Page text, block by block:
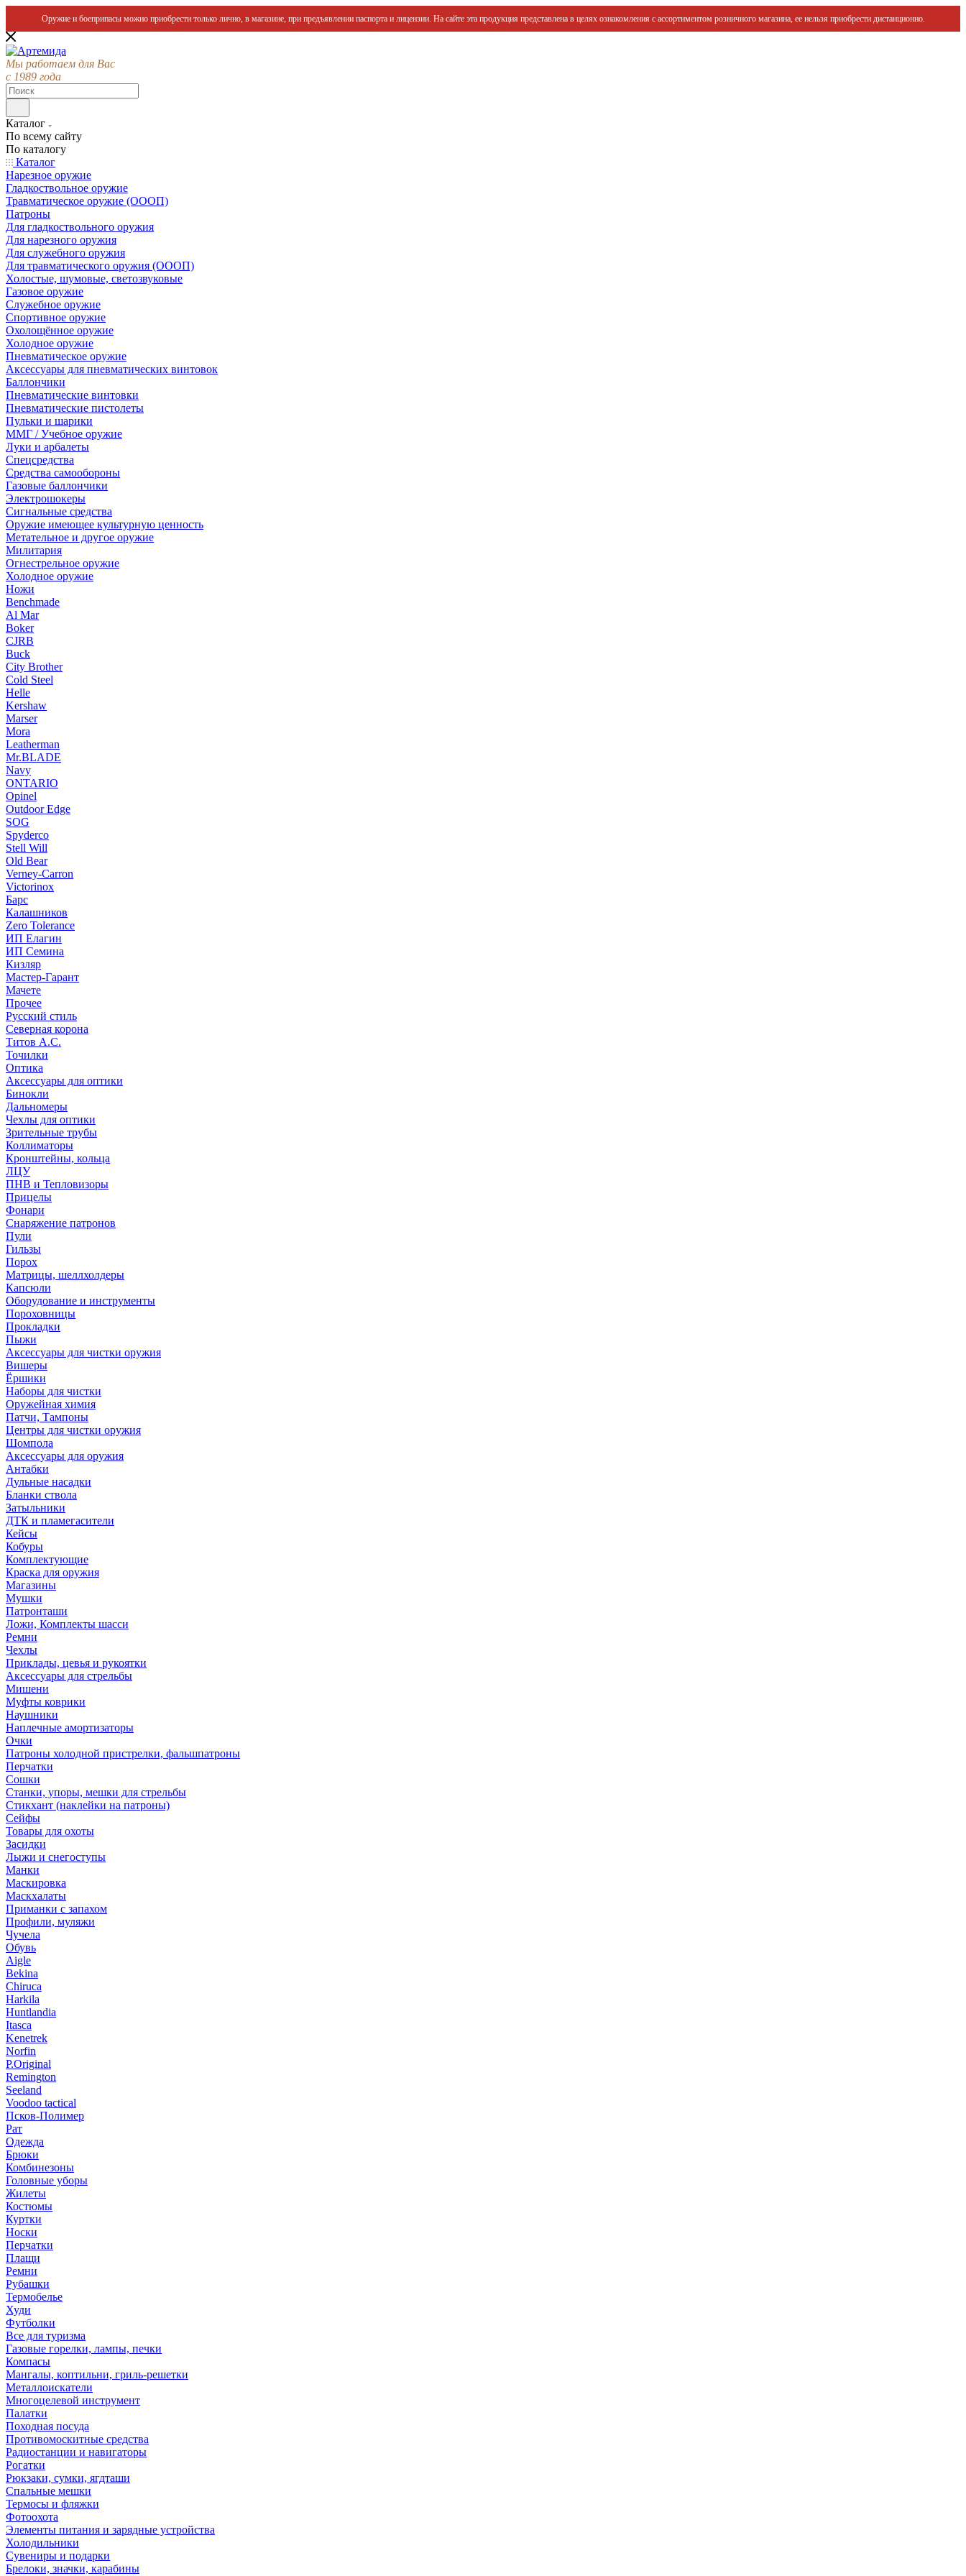
Оружие и боеприпасы можно приобрести только лично, в магазине, при предъявлении паспорта и лицензии. На сайте эта продукция представлена в целях ознакомления с ассортиментом розничного магазина, ее нельзя приобрести дистанционно.
Мы работаем для Вас
с 1989 года
Каталог
По всему сайту
По каталогу
Каталог
Нарезное оружие
Гладкоствольное оружие
Травматическое оружие (ОООП)
Патроны
Для гладкоствольного оружия
Для нарезного оружия
Для служебного оружия
Для травматического оружия (ОООП)
Холостые, шумовые, светозвуковые
Газовое оружие
Служебное оружие
Спортивное оружие
Охолощённое оружие
Холодное оружие
Пневматическое оружие
Аксессуары для пневматических винтовок
Баллончики
Пневматические винтовки
Пневматические пистолеты
Пульки и шарики
ММГ / Учебное оружие
Луки и арбалеты
Спецсредства
Средства самообороны
Газовые баллончики
Электрошокеры
Сигнальные средства
Оружие имеющее культурную ценность
Метательное и другое оружие
Милитария
Огнестрельное оружие
Холодное оружие
Ножи
Benchmade
Al Mar
Boker
CJRB
Buck
City Brother
Cold Steel
Helle
Kershaw
Marser
Mora
Leatherman
Mr.BLADE
Navy
ONTARIO
Opinel
Outdoor Edge
SOG
Spyderco
Stell Will
Old Bear
Verney-Carron
Victorinox
Барс
Калашников
Zero Tolerance
ИП Елагин
ИП Семина
Кизляр
Мастер-Гарант
Мачете
Прочее
Русский стиль
Северная корона
Титов А.С.
Точилки
Оптика
Аксессуары для оптики
Бинокли
Дальномеры
Чехлы для оптики
Зрительные трубы
Коллиматоры
Кронштейны, кольца
ЛЦУ
ПНВ и Тепловизоры
Прицелы
Фонари
Снаряжение патронов
Пули
Гильзы
Порох
Матрицы, шеллхолдеры
Капсюли
Оборудование и инструменты
Пороховницы
Прокладки
Пыжи
Аксессуары для чистки оружия
Вишеры
Ёршики
Наборы для чистки
Оружейная химия
Патчи, Тампоны
Центры для чистки оружия
Шомпола
Аксессуары для оружия
Антабки
Дульные насадки
Бланки ствола
Затыльники
ДТК и пламегасители
Кейсы
Кобуры
Комплектующие
Краска для оружия
Магазины
Мушки
Патронташи
Ложи, Комплекты шасси
Ремни
Чехлы
Приклады, цевья и рукоятки
Аксессуары для стрельбы
Мишени
Муфты коврики
Наушники
Наплечные амортизаторы
Очки
Патроны холодной пристрелки, фальшпатроны
Перчатки
Сошки
Станки, упоры, мешки для стрельбы
Стикхант (наклейки на патроны)
Сейфы
Товары для охоты
Засидки
Лыжи и снегоступы
Манки
Маскировка
Маскхалаты
Приманки с запахом
Профили, муляжи
Чучела
Обувь
Aigle
Bekina
Chiruсa
Harkila
Huntlandia
Itasca
Kenetrek
Norfin
P.Original
Remington
Seeland
Voodoo tactical
Псков-Полимер
Рат
Одежда
Брюки
Комбинезоны
Головные уборы
Жилеты
Костюмы
Куртки
Носки
Перчатки
Плащи
Ремни
Рубашки
Термобелье
Худи
Футболки
Все для туризма
Газовые горелки, лампы, печки
Компасы
Мангалы, коптильни, гриль-решетки
Металлоискатели
Многоцелевой инструмент
Палатки
Походная посуда
Противомоскитные средства
Радиостанции и навигаторы
Рогатки
Рюкзаки, сумки, ягдташи
Спальные мешки
Термосы и фляжки
Фотоохота
Элементы питания и зарядные устройства
Холодильники
Сувениры и подарки
Брелоки, значки, карабины